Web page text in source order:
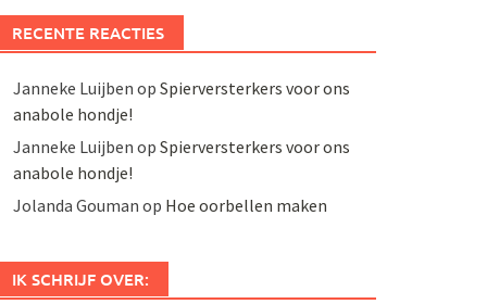
RECENTE REACTIES
Janneke Luijben op Spierversterkers voor ons
anabole hondje!
Janneke Luijben op Spierversterkers voor ons
anabole hondje!
Jolanda Gouman op Hoe oorbellen maken
IK SCHRIJF OVER: